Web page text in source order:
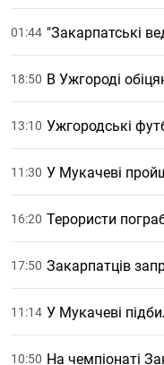
01:44 "Закарпатські
18:50 В Ужгороді
13:10 Ужгородські
11:30 У Мукачеві
16:20 Терористи
17:50 Закарпатців
11:14 У Мукачеві
10:50 На чемпіонаті